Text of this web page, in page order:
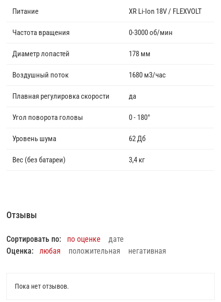
Питание XR Li-Ion 18V / FLEXVOLT
Частота вращения 0-3000 об/мин
Диаметр лопастей 178 мм
Воздушный поток 1680 м3/час
Плавная регулировка скорости да
Угол поворота головы 0 - 180°
Уровень шума 62 Дб
Вес (без батареи) 3,4 кг
Отзывы
Сортировать по: по оценке
дате
Оценка:
любая положительная негативная
Пока нет отзывов.